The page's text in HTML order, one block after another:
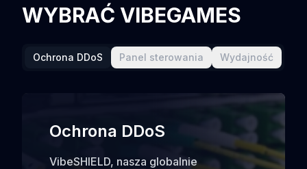
WYBRAĆ VIBEGAMES
Ochrona DDoS Panel sterowania Wydajność
Ochrona DDoS
VibeSHIELD, nasza globalnie